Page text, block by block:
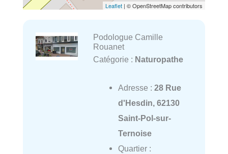
Leaflet | © OpenStreetMap contributors
Podologue Camille
Rouanet
Catégorie : Naturopathe
Adresse : 28 Rue
d'Hesdin, 62130
Saint-Pol-sur-
Ternoise
Quartier :